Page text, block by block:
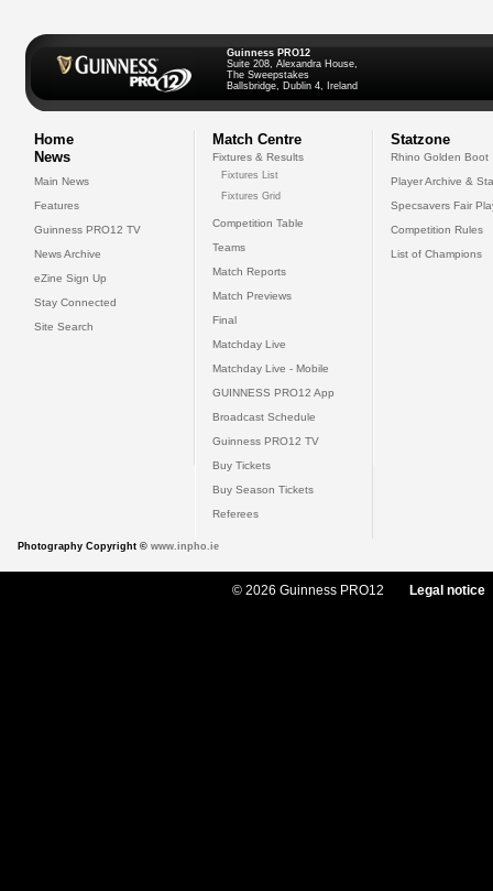
Guinness PRO12
Suite 208, Alexandra House,
The Sweepstakes
Ballsbridge, Dublin 4, Ireland
Home
News
Main News
Features
Guinness PRO12 TV
News Archive
eZine Sign Up
Stay Connected
Site Search
Match Centre
Fixtures & Results
Fixtures List
Fixtures Grid
Competition Table
Teams
Match Reports
Match Previews
Final
Matchday Live
Matchday Live - Mobile
GUINNESS PRO12 App
Broadcast Schedule
Guinness PRO12 TV
Buy Tickets
Buy Season Tickets
Referees
Statzone
Rhino Golden Boot
Player Archive &
Specsavers Fair
Competition Rules
List of Champions
Photography Copyright © www.inpho.ie
© 2026 Guinness PRO12 Legal notice